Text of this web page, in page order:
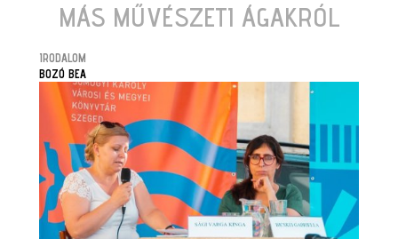
MÁS MŰVÉSZETI ÁGAKRÓL
IRODALOM
BOZÓ BEA